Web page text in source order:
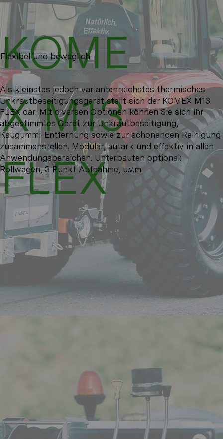
KOME
X M13
FLEX
Flexibel und beweglich
Als kleinstes jedoch variantenreichstes thermisches
Unkrautbeseitigungsgerät stellt sich der KOMEX M13
FLEX dar. Mit diversen Optionen können Sie sich ihr
abgestimmtes Gerät zur Unkrautbeseitigung,
Kaugummi-Entfernung sowie zur schonenden Reinigung
zusammenstellen. Modular, autark und effektiv in allen
Anwendungsbereichen. Unterbauten optional:
Rollwagen, 3 Punkt Aufnahme, u.v.m.